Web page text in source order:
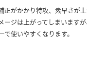
正がかかり特攻、素早さが
ージは上がってしまいます
で使いやすくなります。